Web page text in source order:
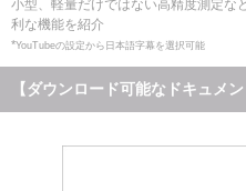
小型、軽量だけではない高精度測定な
利な機能を紹介
*YouTubeの設定から日本語字幕を選択可能
【ダウンロード可能なドキュメン